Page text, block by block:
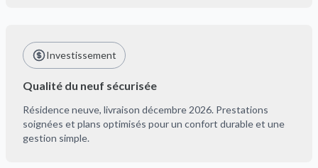
Investissement
Qualité du neuf sécurisée
Résidence neuve, livraison décembre 2026. Prestations
soignées et plans optimisés pour un confort durable et une
gestion simple.